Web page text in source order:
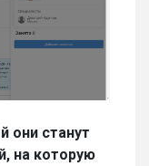
они станут
на которую